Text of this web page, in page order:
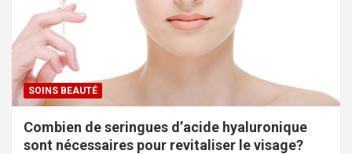
SOINS BEAUTÉ
Combien de seringues d’acide hyaluronique
sont nécessaires pour revitaliser le visage?